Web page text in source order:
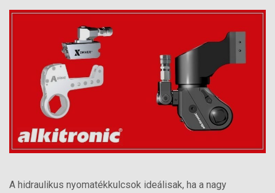
A hidraulikus nyomatékkulcsok ideálisak, ha a nagy